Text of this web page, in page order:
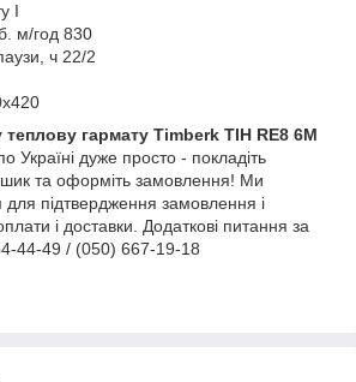
I
м/год 830
ч 22/2
теплову гармату Timberk TIH RE8 6M
Україні дуже просто - покладіть
та оформіть замовлення! Ми
підтвердження замовлення і
і доставки. Додаткові питання за
44-49 / (050) 667-19-18